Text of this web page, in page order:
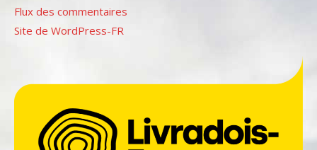
Flux des commentaires
Site de WordPress-FR